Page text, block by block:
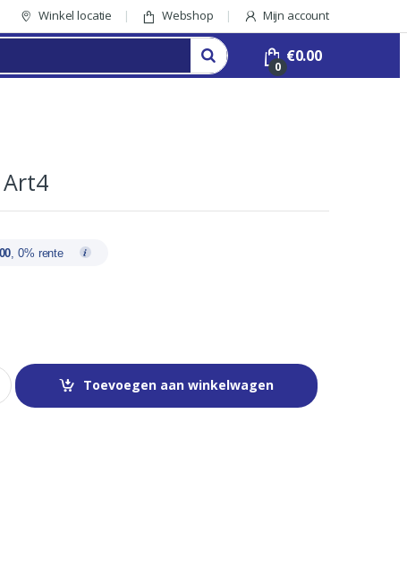
Winkel locatie Webshop Mijn account
0
€0.00
, 0% rente
Toevoegen aan winkelwagen